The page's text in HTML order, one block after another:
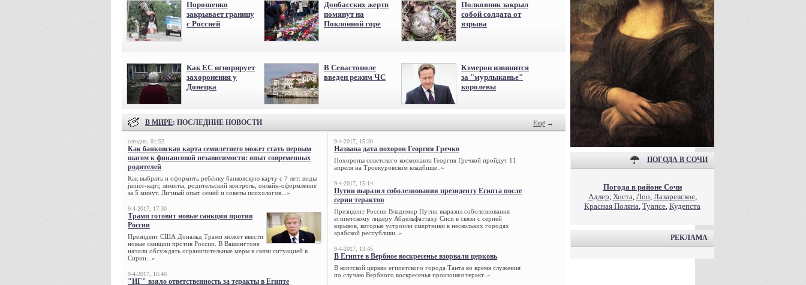
Порошенко
закрывает границу
с Россией
Донбасских жертв
помянут на
Поклонной горе
Полковник закрыл
собой солдата от
взрыва
Как ЕС игнорирует
захоронения у
Донецка
В Севастополе
введен режим ЧС
Кэмерон извинится
за "мурлыканье"
королевы
В МИРЕ: ПОСЛЕДНИЕ НОВОСТИ Ещё →
сегодня, 01:52
Как банковская карта семилетнего может стать первым
шагом к финансовой независимости: опыт современных
родителей
Как выбрать и оформить ребёнку банковскую карту с 7 лет: виды
junior-карт, лимиты, родительский контроль, онлайн-оформление
за 5 минут. Личный опыт семей и советы психологов...»
9-4-2017, 17:30
Трамп готовит новые санкции против
России
Президент США Дональд Трамп может ввести
новые санкции против России. В Вашингтоне
начали обсуждать ограничительные меры в связи ситуацией в
Сирии...»
9-4-2017, 16:46
"ИГ" взяло ответственность за теракты в Египте
9-4-2017, 15:30
Названа дата похорон Георгия Гречко
Похороны советского космонавта Георгия Гречкой пройдут 11
апреля на Троекуровском кладбище..»
9-4-2017, 15:14
Путин выразил соболезнования президенту Египта после
серии терактов
Президент России Владимир Путин выразил соболезнования
египетскому лидеру Абдельфаттаху Сиси в связи с серией
взрывов, которые устроили смертники в нескольких городах
арабской республики..»
9-4-2017, 13:45
В Египте в Вербное воскресенье взорвали церковь
В коптской церкви египетского города Танта во время служения
по случаю Вербного воскресенья произошел теракт..»
ПОГОДА В СОЧИ
Погода в районе Сочи
Адлер, Хоста, Лоо, Лазаревское,
Красная Поляна, Туапсе, Кудепста
РЕКЛАМА